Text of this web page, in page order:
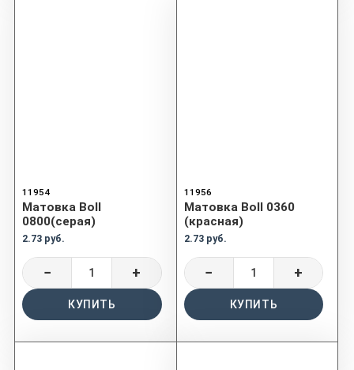
11954
Матовка Boll
0800(серая)
2.73 руб.
− +
КУПИТЬ
11956
Матовка Boll 0360
(красная)
2.73 руб.
− +
КУПИТЬ